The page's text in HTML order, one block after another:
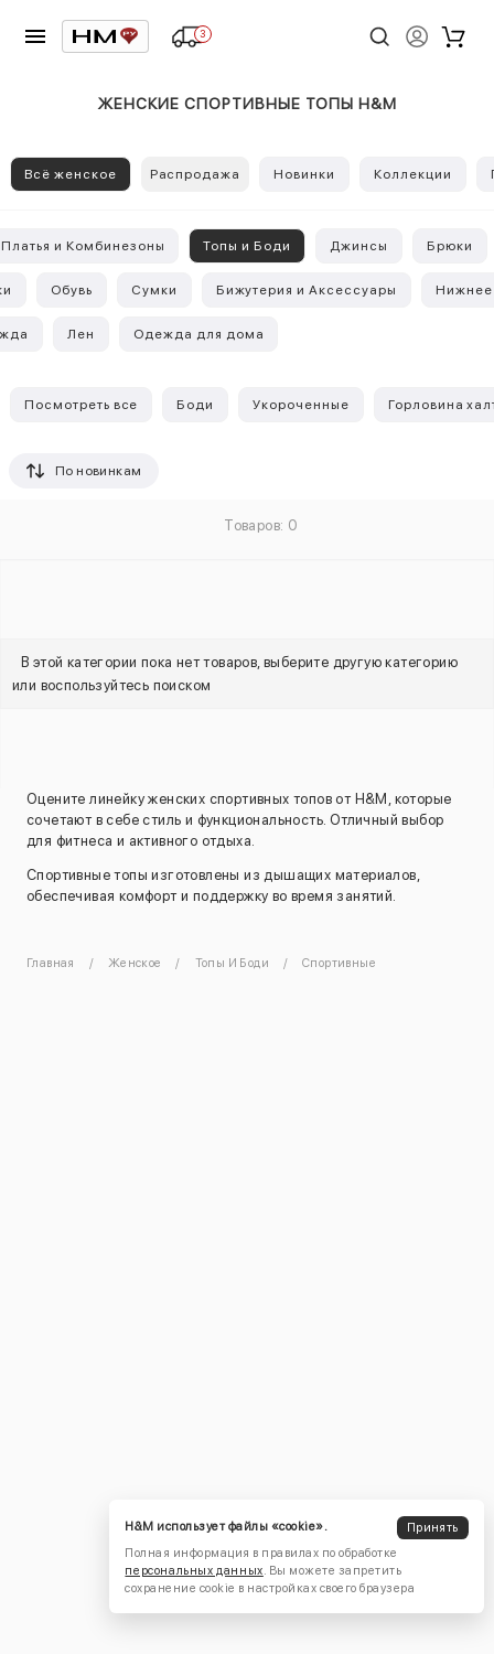
3
ЖЕНСКИЕ СПОРТИВНЫЕ ТОПЫ H&M
Всё женское Распродажа Новинки Коллекции
Платья и Комбинезоны Топы и Боди Джинсы Брюки
Обувь Сумки Бижутерия и Аксессуары
Лен Одежда для дома
Посмотреть все Боди Укороченные Горловина
По новинкам
Товаров: 0
В этой категории пока нет товаров, выберите другую категорию
или воспользуйтесь поиском
Оцените линейку женских спортивных топов от H&M, которые
сочетают в себе стиль и функциональность. Отличный выбор
для фитнеса и активного отдыха.
Спортивные топы изготовлены из дышащих материалов,
обеспечивая комфорт и поддержку во время занятий.
Главная Женское Топы И Боди Спортивные
H&M использует файлы «cookie».
Принять
Полная информация в правилах по обработке
персональных данных. Вы можете запретить
сохранение cookie в настройках своего браузера